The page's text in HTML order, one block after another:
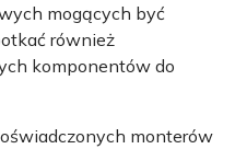
mogących być
również
komponentów do
monterów